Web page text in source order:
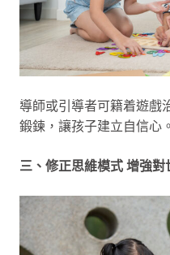
導師或引導者可籍着遊戲
鍛鍊，讓孩子建立自信心。
三、修正思維模式 增強對